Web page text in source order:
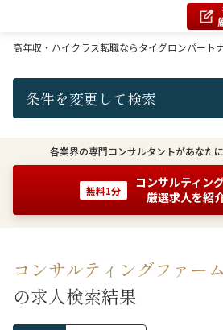
高年収・ハイクラス転職ならタイグロンパート
条件を変更して検索
各業界の専門コンサルタントがあなた
無料1分
コンサルティン
厳選求人を紹
コンサルティングファーム
の求人検索結果